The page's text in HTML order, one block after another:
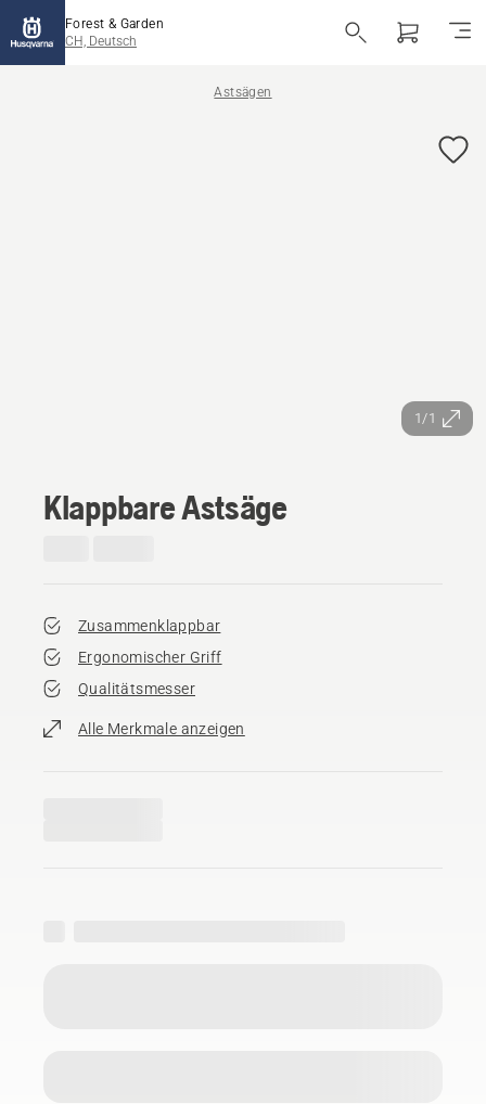
Forest & Garden
CH, Deutsch
Astsägen
1/1
Klappbare Astsäge
Zusammenklappbar
Ergonomischer Griff
Qualitätsmesser
Alle Merkmale anzeigen